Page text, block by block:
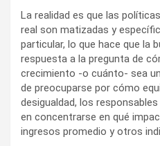
La realidad es que las
real son matizadas y
particular, lo que hace que la
respuesta a la pregunta de
crecimiento -o cuánto- sea
de preocuparse por cómo
desigualdad, los
en concentrarse en qué
ingresos promedio y otros